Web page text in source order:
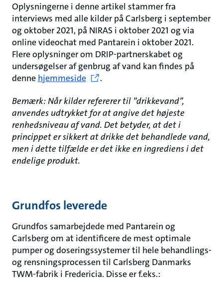
Oplysningerne i denne artikel stammer fra
interviews med alle kilder på Carlsberg i september
og oktober 2021, på NIRAS i oktober 2021 og via
online videochat med Pantarein i oktober 2021.
Flere oplysninger om DRIP-partnerskabet og
undersøgelser af genbrug af vand kan findes på
denne hjemmeside
.
Bemærk: Når kilder refererer til ”drikkevand”,
anvendes udtrykket for at angive det højeste
renhedsniveau af vand. Det betyder, at det i
princippet er sikkert at drikke det behandlede vand,
men i dette tilfælde er det ikke en ingrediens i det
endelige produkt.
Grundfos leverede
Grundfos samarbejdede med Pantarein og
Carlsberg om at identificere de mest optimale
pumper og doseringssystemer til hele behandlings-
og rensningsprocessen til Carlsberg Danmarks
TWM-fabrik i Fredericia. Disse er f.eks.: